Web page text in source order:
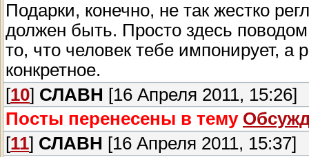
Подарки, конечно, не так жестко
должен быть. Просто здесь
то, что человек тебе импонирует,
конкретное.
[10] СЛАВН [16 Апреля 2011, 15:26]
Посты перенесены в тему
[11] СЛАВН [16 Апреля 2011, 15:37]